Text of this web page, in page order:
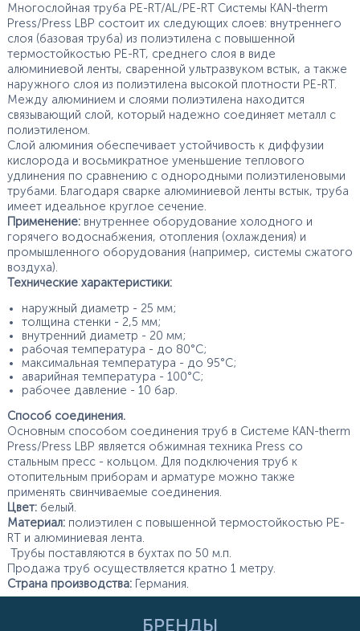
Многослойная труба PE-RT/AL/PE-RT Системы KAN-therm
Press/Press LBP состоит их следующих слоев: внутреннего
слоя (базовая труба) из полиэтилена с повышенной
термостойкостью PE-RT, среднего слоя в виде
алюминиевой ленты, сваренной ультразвуком встык, а также
наружного слоя из полиэтилена высокой плотности PE-RT.
Между алюминием и слоями полиэтилена находится
связывающий слой, который надежно соединяет металл с
полиэтиленом.
Слой алюминия обеспечивает устойчивость к диффузии
кислорода и восьмикратное уменьшение теплового
удлинения по сравнению с однородными полиэтиленовыми
трубами. Благодаря сварке алюминиевой ленты встык, труба
имеет идеальное круглое сечение.
Применение:внутреннее оборудование холодного и
горячего водоснабжения, отопления (охлаждения) и
промышленного оборудования (например, системы сжатого
воздуха).
Технические характеристики:
наружный диаметр - 25 мм;
толщина стенки - 2,5 мм;
внутренний диаметр - 20 мм;
рабочая температура - до 80°С;
максимальная температура - до 95°С;
аварийная температура - 100°С;
рабочее давление - 10 бар.
Способ соединения.
Основным способом соединения труб в Системе KAN-therm
Press/Press LBP является обжимная техника Press со
стальным пресс - кольцом. Для подключения труб к
отопительным приборам и арматуре можно также
применять свинчиваемые соединения.
Цвет: белый.
Материал: полиэтилен с повышенной термостойкостью PE-
RT и алюминиевая лента.
Трубы поставляются в бухтах по 50 м.п.
Продажа труб осуществляется кратно 1 метру.
Страна производства: Германия.
БРЕНДЫ